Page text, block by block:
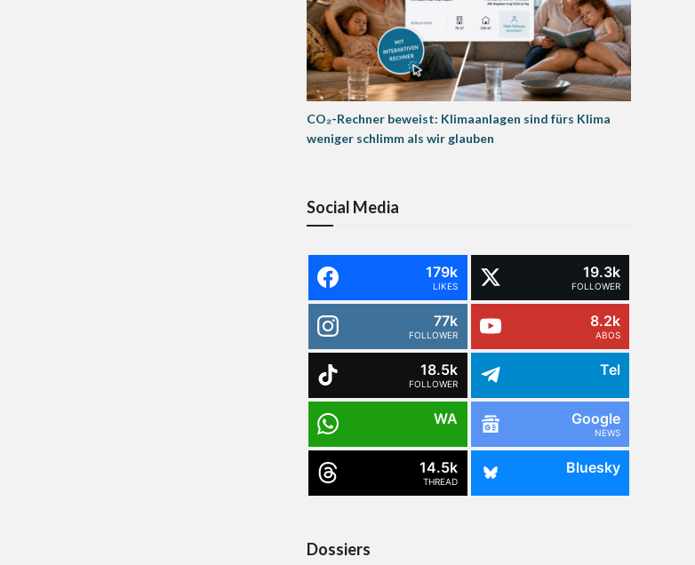
CO₂-Rechner beweist: Klimaanlagen sind fürs Klima
weniger schlimm als wir glauben
Social Media
179k
LIKES
19.3k
FOLLOWER
77k
FOLLOWER
8.2k
ABOS
18.5k
FOLLOWER
Tel
WA Google
NEWS
14.5k
THREAD
Bluesky
Dossiers